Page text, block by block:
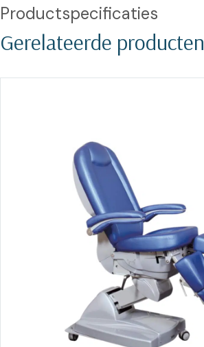
Productspecificaties
Gerelateerde producten